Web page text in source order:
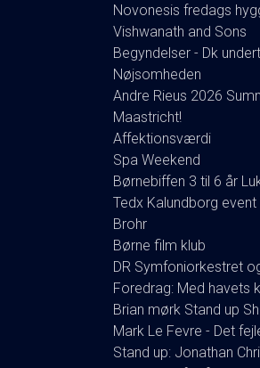
Novonesis fredags
Vishwanath and Sons
Begyndelser - Dk
Nøjsomheden
Andre Rieus 2026
Maastricht!
Affektionsværdi
Spa Weekend
Børnebiffen 3 til 6 år
Tedx Kalundborg
Brohr
Børne film klub
DR Symfoniorkestret
Foredrag: Med havets
Brian mørk Stand up
Mark Le Fevre - Det
Stand up: Jonathan